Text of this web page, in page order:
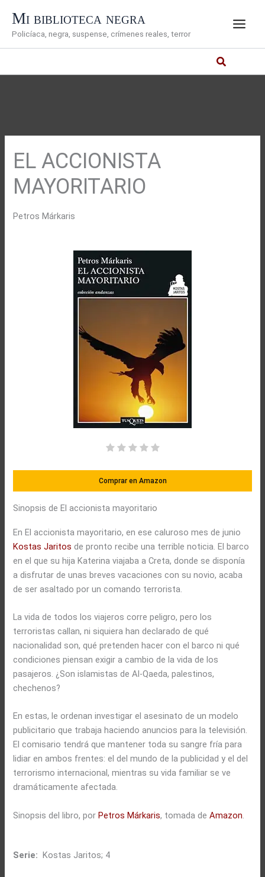
contenido
Mi biblioteca negra
Policíaca, negra, suspense, crímenes reales, terror
EL ACCIONISTA
MAYORITARIO
Petros Márkaris
Comprar en Amazon
Sinopsis de El accionista mayoritario
En El accionista mayoritario, en ese caluroso mes de junio
Kostas Jaritos de pronto recibe una terrible noticia. El barco
en el que su hija Katerina viajaba a Creta, donde se disponía
a disfrutar de unas breves vacaciones con su novio, acaba
de ser asaltado por un comando terrorista.
La vida de todos los viajeros corre peligro, pero los
terroristas callan, ni siquiera han declarado de qué
nacionalidad son, qué pretenden hacer con el barco ni qué
condiciones piensan exigir a cambio de la vida de los
pasajeros. ¿Son islamistas de Al-Qaeda, palestinos,
chechenos?
En estas, le ordenan investigar el asesinato de un modelo
publicitario que trabaja haciendo anuncios para la televisión.
El comisario tendrá que mantener toda su sangre fría para
lidiar en ambos frentes: el del mundo de la publicidad y el del
terrorismo internacional, mientras su vida familiar se ve
dramáticamente afectada.
Sinopsis del libro, porPetros Márkaris, tomada deAmazon.
Serie: Kostas Jaritos; 4